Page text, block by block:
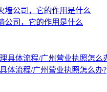
公司，它的作用是什么
体流程/广州营业执照怎么办?